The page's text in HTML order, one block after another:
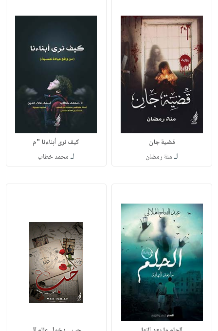
قضية جان
لـ منة رمضان
كيف نرى أبناءنا "م
لـ محمد خطاب